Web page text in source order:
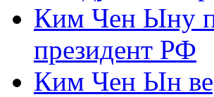
Ким Чен Ыну
президент РФ
Ким Чен Ын